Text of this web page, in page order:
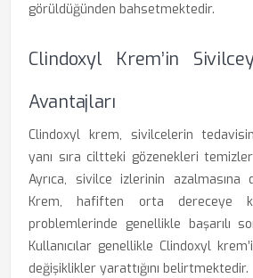
görüldüğünden bahsetmektedir.
Clindoxyl Krem’in
Avantajları
Clindoxyl krem, sivilcelerin
yanı sıra ciltteki gözenekleri
Ayrıca, sivilce izlerinin azalmasına
Krem, hafiften orta dereceye
problemlerinde genellikle başarılı
Kullanıcılar genellikle Clindoxyl
değişiklikler yarattığını belirtmektedir.